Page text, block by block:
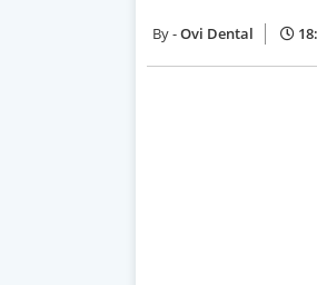
Ovi Dental